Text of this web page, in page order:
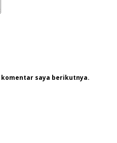
komentar saya berikutnya.